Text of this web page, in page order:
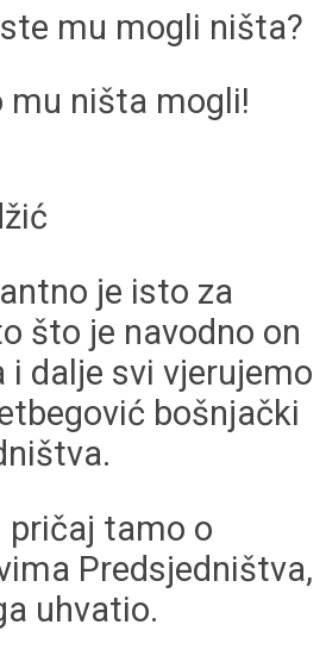
mu mogli ništa?
mu ništa mogli!
je isto za
što je navodno on
i dalje svi vjerujemo
bošnjački
pričaj tamo o
Predsjedništva,
uhvatio.